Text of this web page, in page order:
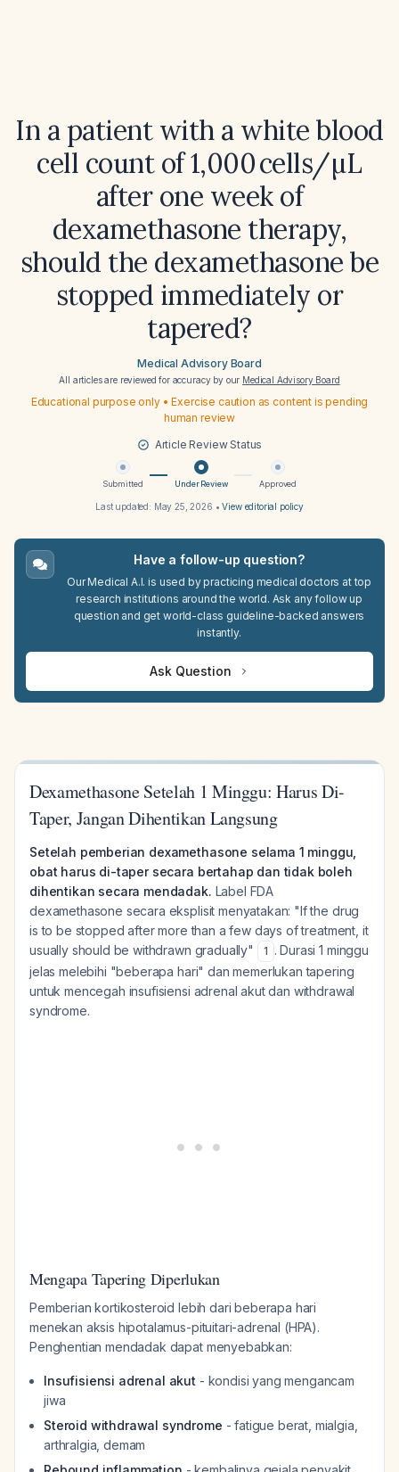
In a patient with a white blood
cell count of 1,000 cells/µL
after one week of
dexamethasone therapy,
should the dexamethasone be
stopped immediately or
tapered?
Medical Advisory Board
All articles are reviewed for accuracy by our Medical Advisory Board
Educational purpose only • Exercise caution as content is pending
human review
Article Review Status
Submitted Under Review Approved
Last updated: May 25, 2026 •View editorial policy
Have a follow-up question?
Our Medical A.I. is used by practicing medical doctors at top
research institutions around the world. Ask any follow up
question and get world-class guideline-backed answers
instantly.
Ask Question
Dexamethasone Setelah 1 Minggu: Harus Di-
Taper, Jangan Dihentikan Langsung
Setelah pemberian dexamethasone selama 1 minggu,
obat harus di-taper secara bertahap dan tidak boleh
dihentikan secara mendadak. Label FDA
dexamethasone secara eksplisit menyatakan: "If the drug
is to be stopped after more than a few days of treatment, it
usually should be withdrawn gradually"
1 . Durasi 1 minggu
jelas melebihi "beberapa hari" dan memerlukan tapering
untuk mencegah insufisiensi adrenal akut dan withdrawal
syndrome.
Mengapa Tapering Diperlukan
Pemberian kortikosteroid lebih dari beberapa hari
menekan aksis hipotalamus-pituitari-adrenal (HPA).
Penghentian mendadak dapat menyebabkan:
Insufisiensi adrenal akut - kondisi yang mengancam
jiwa
Steroid withdrawal syndrome - fatigue berat, mialgia,
arthralgia, demam